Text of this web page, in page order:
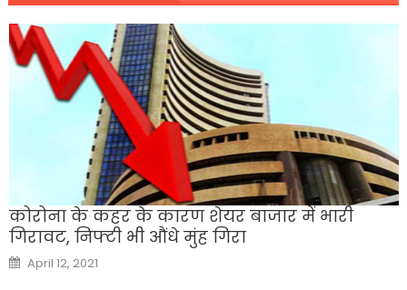
कोरोना के कहर के कारण शेयर बाजार में भारी
गिरावट, निफ्टी भी औंधे मुंह गिरा
Posted
on
April 12, 2021